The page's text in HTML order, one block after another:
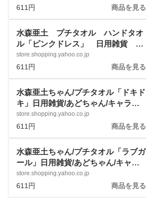
:p9kxk8aqqj:アートサロン和錆 - 通
販 - Yahoo!ショッピング
611円 商品を見る
水森亜土 プチタオル ハンドタオ
ル「ピンクドレス」 日用雑貨 あ
どちゃん キャラクターグッズ
:zary0gxcve:アートサロン和錆 - 通
販 - Yahoo!ショッピング
store.shopping.yahoo.co.jp
611円 商品を見る
水森亜土ちゃん/プチタオル「ドキド
キ」日用雑貨/あどちゃん/キャラク
ターグッズ :pjbfnrzn5a:アートサロ
ン和錆 - 通販 - Yahoo!ショッピング
store.shopping.yahoo.co.jp
611円 商品を見る
水森亜土ちゃん/プチタオル「ラブガ
ール」日用雑貨/あどちゃん/キャラ
クターグッズ :pjbenteau7:アートサ
ロン和錆 - 通販 - Yahoo!ショッピン
グ
store.shopping.yahoo.co.jp
611円 商品を見る